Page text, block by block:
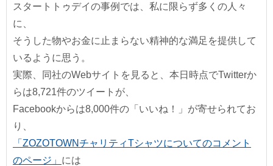
スタートトゥデイの事例では、私に限らず多くの人々
に、
そうした物やお金に止まらない精神的な満足を提供して
いるように思う。
実際、同社のWebサイトを見ると、本日時点でTwitterか
らは8,721件のツイートが、
Facebookからは8,000件の「いいね！」が寄せられてお
り、
「ZOZOTOWNチャリティTシャツについてのコメント
のページ」 には